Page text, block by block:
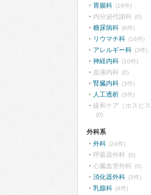
胃腸科 (19件)
内分泌代謝科 (0)
糖尿病科 (6件)
リウマチ科 (16件)
アレルギー科 (3件)
神経内科 (10件)
血液内科 (0)
腎臓内科 (3件)
人工透析 (3件)
緩和ケア（ホスピス
(0)
外科系
外科 (24件)
呼吸器外科 (0)
心臓血管外科 (0)
消化器外科 (3件)
乳腺科 (4件)